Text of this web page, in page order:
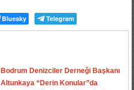
Bluesky Telegram
Bodrum Denizciler Derneği Başkanı
Altunkaya “Derin Konular”da